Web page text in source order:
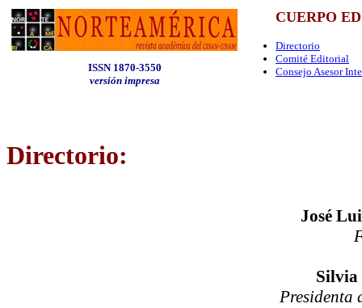
ISSN 1870-3550
versión impresa
CUERPO
Directorio
Comité Editorial
Consejo Asesor
Directorio:
José
Silvia
Presidenta